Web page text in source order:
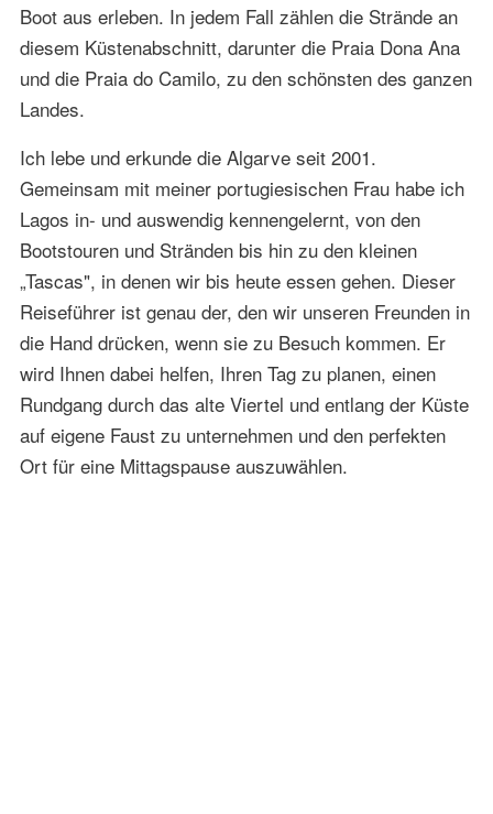
Boot aus erleben. In jedem Fall zählen die Strände an
diesem Küstenabschnitt, darunter die Praia Dona Ana
und die Praia do Camilo, zu den schönsten des ganzen
Landes.
Ich lebe und erkunde die Algarve seit 2001.
Gemeinsam mit meiner portugiesischen Frau habe ich
Lagos in- und auswendig kennengelernt, von den
Bootstouren und Stränden bis hin zu den kleinen
„Tascas", in denen wir bis heute essen gehen. Dieser
Reiseführer ist genau der, den wir unseren Freunden in
die Hand drücken, wenn sie zu Besuch kommen. Er
wird Ihnen dabei helfen, Ihren Tag zu planen, einen
Rundgang durch das alte Viertel und entlang der Küste
auf eigene Faust zu unternehmen und den perfekten
Ort für eine Mittagspause auszuwählen.